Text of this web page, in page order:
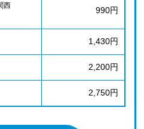
西
990円
1,430円
2,200円
2,750円